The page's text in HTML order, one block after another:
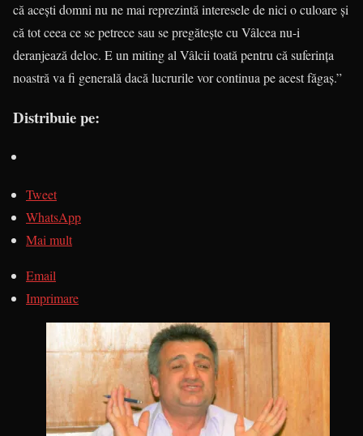
că aceşti domni nu ne mai reprezintă interesele de nici o culoare şi
că tot ceea ce se petrece sau se pregăteşte cu Vâlcea nu-i
deranjează deloc. E un miting al Vâlcii toată pentru că suferinţa
noastră va fi generală dacă lucrurile vor continua pe acest făgaş.”
Distribuie pe:
Tweet
WhatsApp
Mai mult
Email
Imprimare